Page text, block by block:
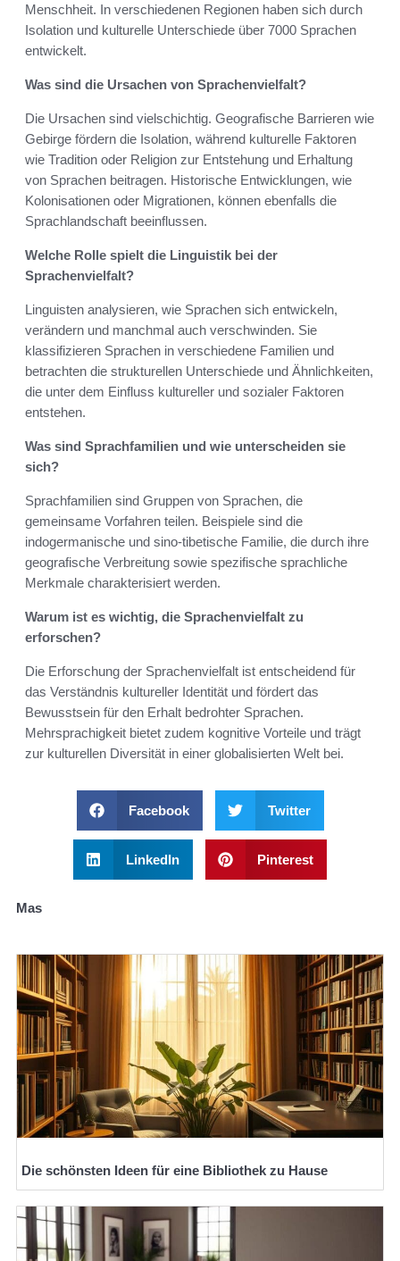
Menschheit. In verschiedenen Regionen haben sich durch
Isolation und kulturelle Unterschiede über 7000 Sprachen
entwickelt.
Was sind die Ursachen von Sprachenvielfalt?
Die Ursachen sind vielschichtig. Geografische Barrieren wie
Gebirge fördern die Isolation, während kulturelle Faktoren
wie Tradition oder Religion zur Entstehung und Erhaltung
von Sprachen beitragen. Historische Entwicklungen, wie
Kolonisationen oder Migrationen, können ebenfalls die
Sprachlandschaft beeinflussen.
Welche Rolle spielt die Linguistik bei der
Sprachenvielfalt?
Linguisten analysieren, wie Sprachen sich entwickeln,
verändern und manchmal auch verschwinden. Sie
klassifizieren Sprachen in verschiedene Familien und
betrachten die strukturellen Unterschiede und Ähnlichkeiten,
die unter dem Einfluss kultureller und sozialer Faktoren
entstehen.
Was sind Sprachfamilien und wie unterscheiden sie
sich?
Sprachfamilien sind Gruppen von Sprachen, die
gemeinsame Vorfahren teilen. Beispiele sind die
indogermanische und sino-tibetische Familie, die durch ihre
geografische Verbreitung sowie spezifische sprachliche
Merkmale charakterisiert werden.
Warum ist es wichtig, die Sprachenvielfalt zu
erforschen?
Die Erforschung der Sprachenvielfalt ist entscheidend für
das Verständnis kultureller Identität und fördert das
Bewusstsein für den Erhalt bedrohter Sprachen.
Mehrsprachigkeit bietet zudem kognitive Vorteile und trägt
zur kulturellen Diversität in einer globalisierten Welt bei.
Facebook Twitter
LinkedIn Pinterest
Mas
Die schönsten Ideen für eine Bibliothek zu Hause